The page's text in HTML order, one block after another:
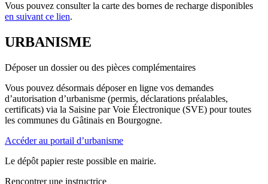
Vous pouvez consulter la carte des bornes de recharge disponibles
en suivant ce lien.
URBANISME
Déposer un dossier ou des pièces complémentaires
Vous pouvez désormais déposer en ligne vos demandes
d’autorisation d’urbanisme (permis, déclarations préalables,
certificats) via la Saisine par Voie Électronique (SVE) pour toutes
les communes du Gâtinais en Bourgogne.
Accéder au portail d’urbanisme
Le dépôt papier reste possible en mairie.
Rencontrer une instructrice